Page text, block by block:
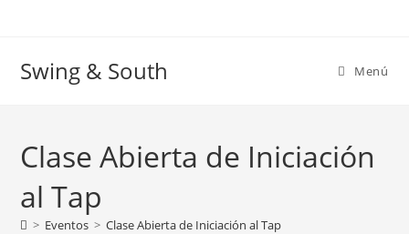
Swing & South Menú
Clase Abierta de Iniciación
al Tap
> Eventos > Clase Abierta de Iniciación al Tap